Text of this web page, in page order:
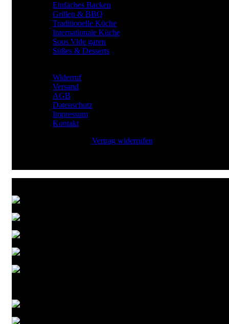
Einfaches Backen
Grillen & BBQ
Traditionelle Küche
Internationale Küche
Sous Vide garen
Süßes & Desserts
Widerruf
Versand
AGB
Datenschutz
Impressum
Kontakt
Vertrag widerrufen